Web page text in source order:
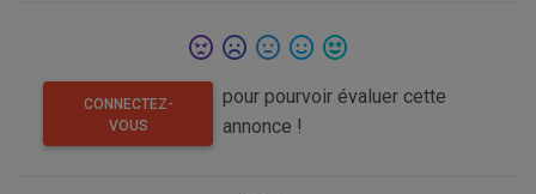
CONNECTEZ-
VOUS
pour pourvoir évaluer cette
annonce !